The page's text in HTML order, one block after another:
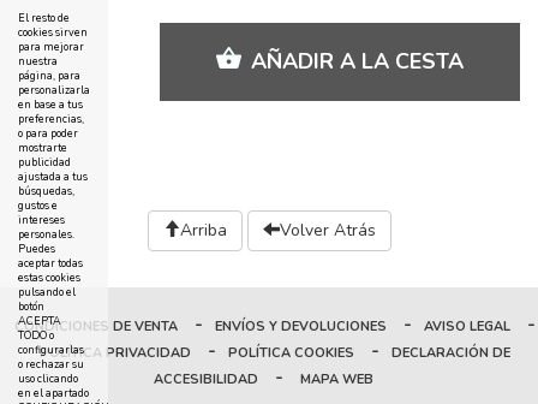
AÑADIR A LA CESTA
Arriba Volver Atrás
CONDICIONES DE VENTA - ENVÍOS Y DEVOLUCIONES - AVISO LEGAL -
POLÍTICA PRIVACIDAD - POLÍTICA COOKIES -
DECLARACIÓN DE
ACCESIBILIDAD
- MAPA WEB
El resto de
cookies sirven
para mejorar
nuestra
página, para
personalizarla
en base a tus
preferencias,
o para poder
mostrarte
publicidad
ajustada a tus
búsquedas,
gustos e
intereses
personales.
Puedes
aceptar todas
estas cookies
pulsando el
botón
ACEPTA
TODO o
configurarlas
o rechazar su
uso clicando
en el apartado